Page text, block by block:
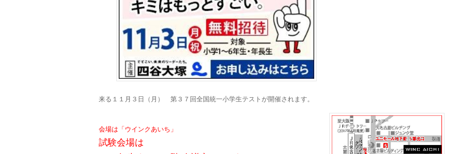
来る１１月３日（月） 第３７回全国統一小学生テストが開催されます。
会場は「ウインクあいち」
試験会場は